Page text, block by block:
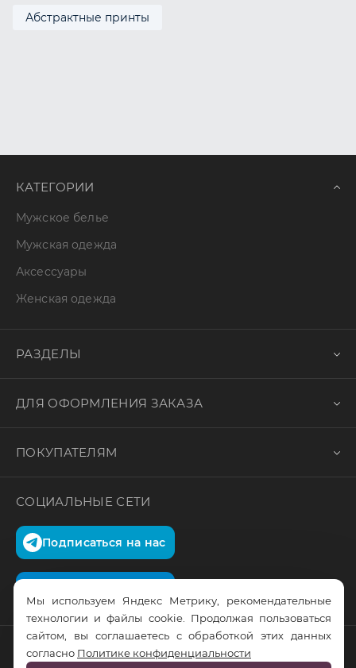
Абстрактные принты
КАТЕГОРИИ
Мужское белье
Мужская одежда
Аксессуары
Женская одежда
РАЗДЕЛЫ
ДЛЯ ОФОРМЛЕНИЯ ЗАКАЗА
ПОКУПАТЕЛЯМ
СОЦИАЛЬНЫЕ СЕТИ
Подписаться на нас
© RusTrus. 2011-2026. Все права защищены
Мы используем Яндекс Метрику, рекомендательные
технологии и файлы cookie. Продолжая пользоваться
сайтом, вы соглашаетесь с обработкой этих данных
согласно Политике конфиденциальности